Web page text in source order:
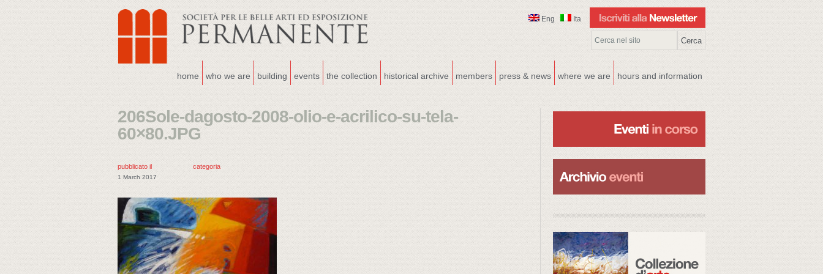
Eng Ita
home who we are building events the collection historical archive members press & news where we are hours and information
206Sole-dagosto-2008-olio-e-acrilico-su-tela-
60×80.JPG
pubblicato il
1 March 2017
categoria